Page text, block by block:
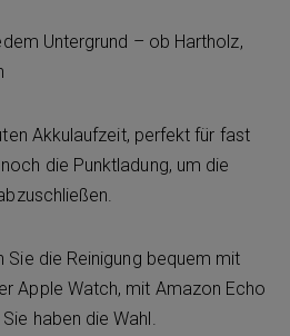
Untergrund – ob Hartholz,
Akkulaufzeit, perfekt für fast
die Punktladung, um die
Sie die Reinigung bequem mit
Apple Watch, mit Amazon Echo
haben die Wahl.